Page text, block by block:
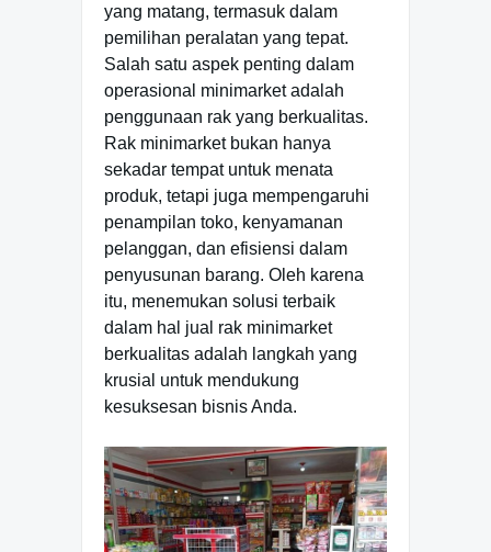
yang matang, termasuk dalam
pemilihan peralatan yang tepat.
Salah satu aspek penting dalam
operasional minimarket adalah
penggunaan rak yang berkualitas.
Rak minimarket bukan hanya
sekadar tempat untuk menata
produk, tetapi juga mempengaruhi
penampilan toko, kenyamanan
pelanggan, dan efisiensi dalam
penyusunan barang. Oleh karena
itu, menemukan solusi terbaik
dalam hal jual rak minimarket
berkualitas adalah langkah yang
krusial untuk mendukung
kesuksesan bisnis Anda.